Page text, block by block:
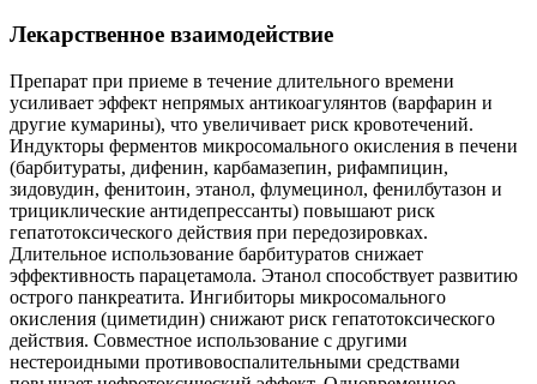
Лекарственное взаимодействие
Препарат при приеме в течение длительного времени
усиливает эффект непрямых антикоагулянтов (варфарин и
другие кумарины), что увеличивает риск кровотечений.
Индукторы ферментов микросомального окисления в печени
(барбитураты, дифенин, карбамазепин, рифампицин,
зидовудин, фенитоин, этанол, флумецинол, фенилбутазон и
трициклические антидепрессанты) повышают риск
гепатотоксического действия при передозировках.
Длительное использование барбитуратов снижает
эффективность парацетамола. Этанол способствует развитию
острого панкреатита. Ингибиторы микросомального
окисления (циметидин) снижают риск гепатотоксического
действия. Совместное использование с другими
нестероидными противовоспалительными средствами